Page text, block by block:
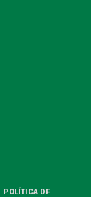
POLÍTICA DF